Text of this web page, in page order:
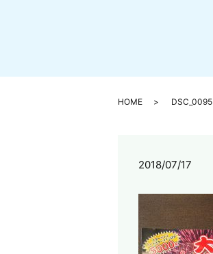
HOME DSC_0095
2018/07/17